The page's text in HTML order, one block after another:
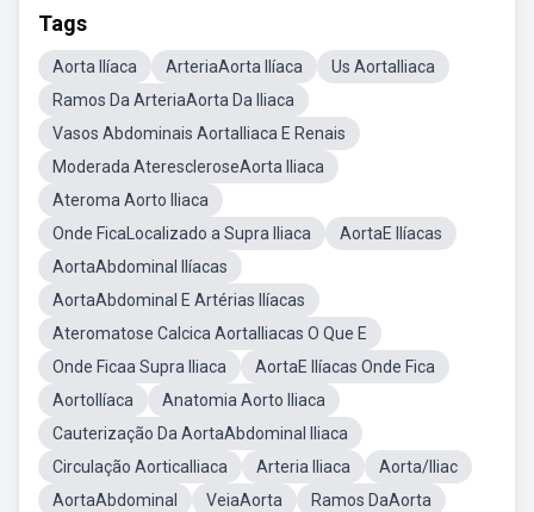
Tags
Aorta Ilíaca ArteriaAorta Ilíaca
Us AortaIliaca
Ramos Da ArteriaAorta Da Iliaca
Vasos Abdominais AortaIliaca E Renais
Moderada AterescleroseAorta Iliaca
Ateroma Aorto Iliaca
Onde FicaLocalizado a Supra Iliaca
AortaE Ilíacas
AortaAbdominal Ilíacas
AortaAbdominal E Artérias Ilíacas
Ateromatose Calcica AortaIliacas O Que E
Onde Ficaa Supra Iliaca
AortaE Ilíacas Onde Fica
AortoIlíaca
Anatomia Aorto Iliaca
Cauterização Da AortaAbdominal Iliaca
Circulação AorticaIliaca
Arteria Iliaca
Aorta/Iliac
AortaAbdominal
VeiaAorta
Ramos DaAorta